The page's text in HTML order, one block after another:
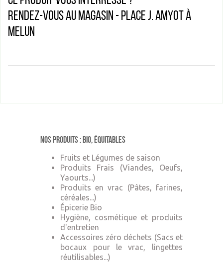
Rendez-vous au magasin - Place J. Amyot à
Melun
Nos produits : Bio, équitables
Fruits et Légumes de saison
Produits Frais (Viandes, Oeufs,
Yaourts...)
Produits en vrac (Pâtes, farines,
céréales...)
Épicerie Bio
Hygiène, cosmétique et produits
d'entretien
Accessoires zéro déchets (Sacs et
bocaux pour le vrac, lingettes
réutilisables...)